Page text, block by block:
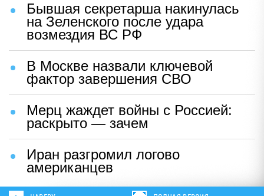
Бывшая секретарша накинулась
на Зеленского после удара
возмездия ВС РФ
В Москве назвали ключевой
фактор завершения СВО
Мерц жаждет войны с Россией:
раскрыто — зачем
Иран разгромил логово
американцев